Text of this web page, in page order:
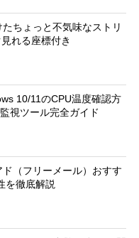
ちょっと不気味なストリ
れる座標付き
10/11のCPU温度確認方
視ツール完全ガイド
ド（フリーメール）おすす
を徹底解説